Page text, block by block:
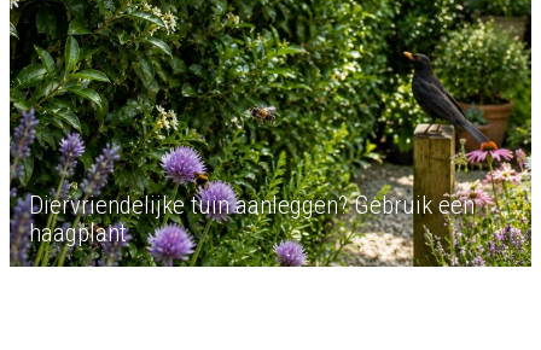
Diervriendelijke tuin aanleggen? Gebruik een
haagplant